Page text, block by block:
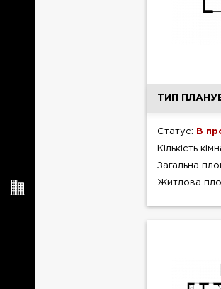
ТИП
Статус: В
Кількість
Загальна
Житлова